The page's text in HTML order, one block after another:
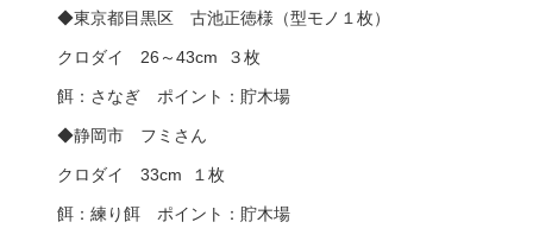
◆東京都目黒区 古池正徳様（型モノ１枚）
クロダイ 26～43cm ３枚
餌：さなぎ ポイント：貯木場
◆静岡市 フミさん
クロダイ 33cm １枚
餌：練り餌 ポイント：貯木場